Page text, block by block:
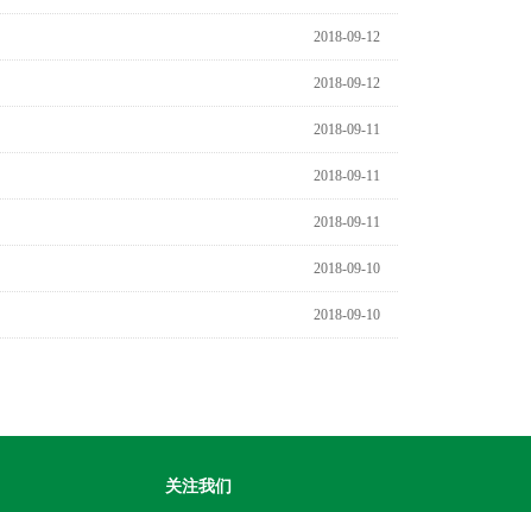
2018-09-12
2018-09-12
2018-09-11
2018-09-11
2018-09-11
2018-09-10
2018-09-10
关注我们